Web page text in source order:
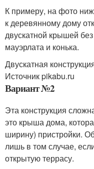
К примеру, на фото
к деревянному дому
двускатной крышей
мауэрлата и конька.
Двускатная
Источник pikabu.ru
Вариант №2
Эта конструкция
это крыша дома,
ширину) пристройки.
лишь в том случае,
открытую террасу.